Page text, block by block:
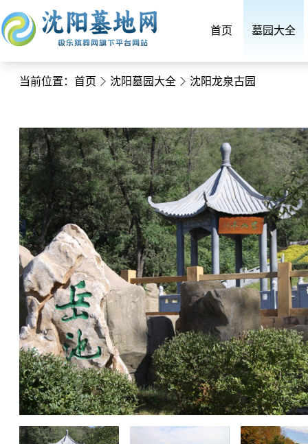
首页 墓园大全
当前位置： 首页 沈阳墓园大全 沈阳龙泉古园